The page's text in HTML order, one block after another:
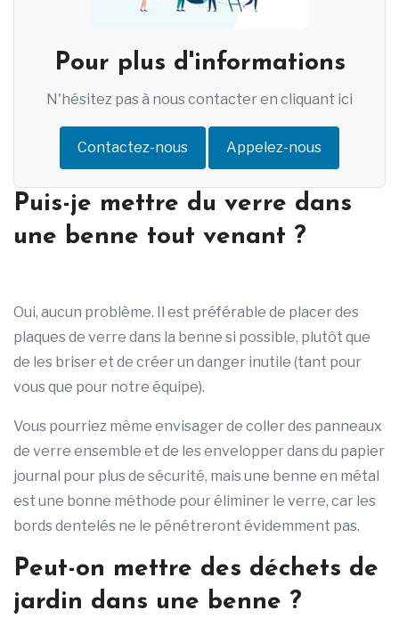
Pour plus d'informations
N'hésitez pas à nous contacter en cliquant ici
Contactez-nous Appelez-nous
Puis-je mettre du verre dans
une benne tout venant ?
Oui, aucun problème. Il est préférable de placer des
plaques de verre dans la benne si possible, plutôt que
de les briser et de créer un danger inutile (tant pour
vous que pour notre équipe).
Vous pourriez même envisager de coller des panneaux
de verre ensemble et de les envelopper dans du papier
journal pour plus de sécurité, mais une benne en métal
est une bonne méthode pour éliminer le verre, car les
bords dentelés ne le pénétreront évidemment pas.
Peut-on mettre des déchets de
jardin dans une benne ?